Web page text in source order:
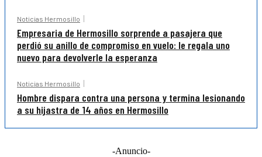
Noticias Hermosillo
Empresaria de Hermosillo sorprende a pasajera que
perdió su anillo de compromiso en vuelo: le regala uno
nuevo para devolverle la esperanza
Noticias Hermosillo
Hombre dispara contra una persona y termina lesionando
a su hijastra de 14 años en Hermosillo
-Anuncio-